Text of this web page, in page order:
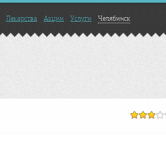
Лекарства Акции Услуги Челябинск